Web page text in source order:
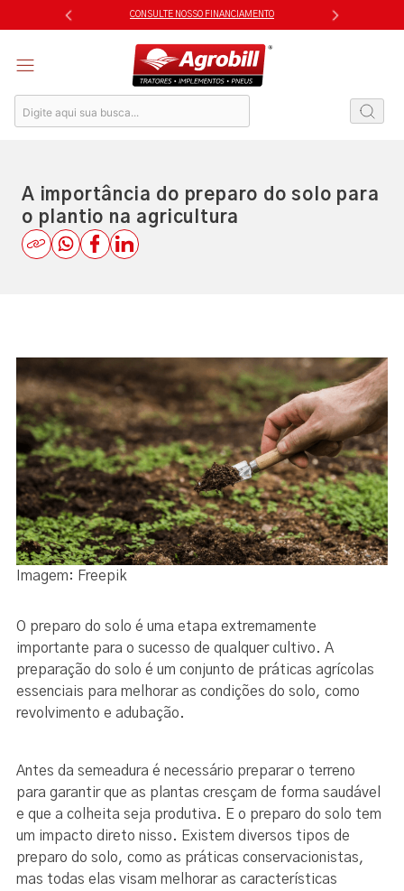
to
CONSULTE NOSSO FINANCIAMENTO
A importância do preparo do solo para
o plantio na agricultura
Imagem: Freepik
O preparo do solo é uma etapa extremamente
importante para o sucesso de qualquer cultivo. A
preparação do solo é um conjunto de práticas agrícolas
essenciais para melhorar as condições do solo, como
revolvimento e adubação.
Antes da semeadura é necessário preparar o terreno
para garantir que as plantas cresçam de forma saudável
e que a colheita seja produtiva. E o preparo do solo tem
um impacto direto nisso. Existem diversos tipos de
preparo do solo, como as práticas conservacionistas,
mas todas elas visam melhorar as características